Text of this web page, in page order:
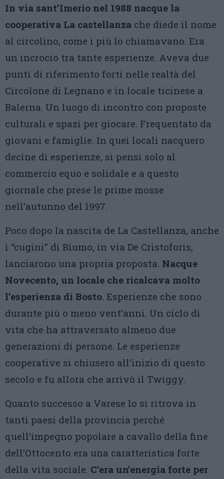
In via sant’Imerio nel 1988 nacque la
cooperativa La castellanza che diede il nome
al circolino, come i più lo chiamavano. Era
un incrocio tra tante esperienze. Aveva due
punti di riferimento forti nelle realtà del
Circolone di Legnano e in locale ticinese a
Balerna. Un luogo di incontro con proposte
culturali e spazi per giocare. Frequentato da
giovani e famiglie. In quei locali nacquero
decine di esperienze, si pensi solo al
commercio equo e solidale e a questo
giornale che prese le prime mosse
nell’autunno del 1997.
Poco dopo la nascita de La Castellanza, anche
i “cugini” di Biumo, in via De Cristoforis,
lanciarono una propria proposta. Nacque
Novecento, un locale che ricalcava molto
l’esperienza di Bosto. Esperienze che sono
durante più o meno vent’anni. Un ciclo di
vita che ha attraversato almeno due
generazioni di persone. Le esperienze
cooperative si chiusero all’inizio di questo
secolo e fu allora che arrivò il Twiggy.
Quanto successo a Varese lo si ritrova in
tanti paesi della provincia perché
quell’impegno popolare a cavallo della fine
dell’Ottocento era una caratteristica forte
della vita sociale. C’era un’energia forte per